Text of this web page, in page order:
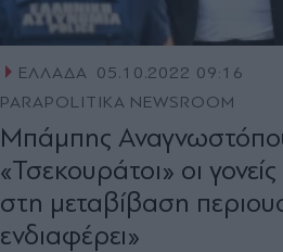
ΕΛΛΑΔΑ 05.10.2022 09:16
PARAPOLITIKA NEWSROOM
Μπάμπης
«Τσεκουράτοι» οι
στη μεταβίβαση
ενδιαφέρει»